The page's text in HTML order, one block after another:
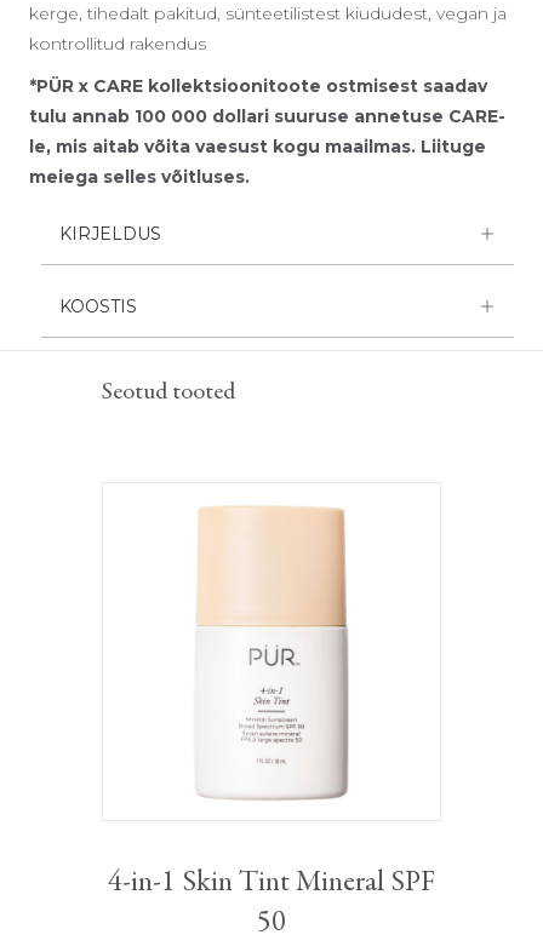
kerge, tihedalt pakitud, sünteetilistest kiududest, vegan ja
kontrollitud rakendus
*PÜR x CARE kollektsioonitoote ostmisest saadav
tulu annab 100 000 dollari suuruse annetuse CARE-
le, mis aitab võita vaesust kogu maailmas. Liituge
meiega selles võitluses.
KIRJELDUS
KOOSTIS
Seotud tooted
4-in-1 Skin Tint Mineral SPF
50